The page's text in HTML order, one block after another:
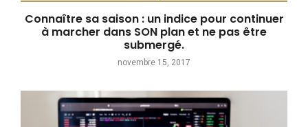
Connaître sa saison : un indice pour continuer
à marcher dans SON plan et ne pas être
submergé.
novembre 15, 2017